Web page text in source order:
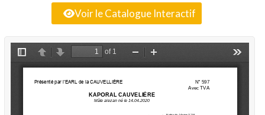
Voir le Catalogue Interactif